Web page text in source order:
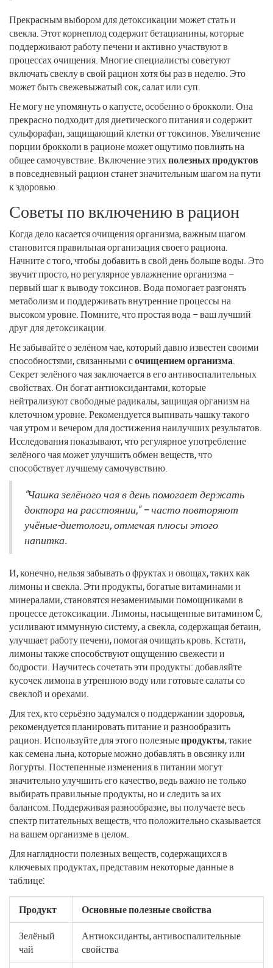
Прекрасным выбором для детоксикации может стать и
свекла. Этот корнеплод содержит бетацианины, которые
поддерживают работу печени и активно участвуют в
процессах очищения. Многие специалисты советуют
включать свеклу в свой рацион хотя бы раз в неделю. Это
может быть свежевыжатый сок, салат или суп.
Не могу не упомянуть о капусте, особенно о брокколи. Она
прекрасно подходит для диетического питания и содержит
сульфорафан, защищающий клетки от токсинов. Увеличение
порции брокколи в рационе может ощутимо повлиять на
общее самочувствие. Включение этихполезных продуктов
в повседневный рацион станет значительным шагом на пути
к здоровью.
Советы по включению в рацион
Когда дело касается очищения организма, важным шагом
становится правильная организация своего рациона.
Начните с того, чтобы добавить в свой день больше воды. Это
звучит просто, но регулярное увлажнение организма –
первый шаг к выводу токсинов. Вода помогает разгонять
метаболизм и поддерживать внутренние процессы на
высоком уровне. Помните, что простая вода – ваш лучший
друг для детоксикации.
Не забывайте о зелёном чае, который давно известен своими
способностями, связанными сочищением организма.
Секрет зелёного чая заключается в его антивоспалительных
свойствах. Он богат антиоксидантами, которые
нейтрализуют свободные радикалы, защищая организм на
клеточном уровне. Рекомендуется выпивать чашку такого
чая утром и вечером для достижения наилучших результатов.
Исследования показывают, что регулярное употребление
зелёного чая может улучшить обмен веществ, что
способствует лучшему самочувствию.
"Чашка зелёного чая в день помогает держать
доктора на расстоянии," – часто повторяют
учёные-диетологи, отмечая плюсы этого
напитка.
И, конечно, нельзя забывать о фруктах и овощах, таких как
лимоны и свекла. Эти продукты, богатые витаминами и
минералами, становятся незаменимыми помощниками в
процессе детоксикации. Лимоны, насыщенные витамином C,
усиливают иммунную систему, а свекла, содержащая бетаин,
улучшает работу печени, помогая очищать кровь. Кстати,
лимоны также способствуют ощущению свежести и
бодрости. Научитесь сочетать эти продукты: добавляйте
кусочек лимона в утреннюю воду или готовьте салаты со
свеклой и орехами.
Для тех, кто серьёзно задумался о поддержании здоровья,
рекомендуется планировать питание и разнообразить
рацион. Используйте для этого полезныепродукты, такие
как семена льна, которые можно добавлять в овсянку или
йогурты. Постепенные изменения в питании могут
значительно улучшить его качество, ведь важно не только
выбирать правильные продукты, но и следить за их
балансом. Поддерживая разнообразие, вы получаете весь
спектр питательных веществ, что положительно сказывается
на вашем организме в целом.
Для наглядности полезных веществ, содержащихся в
ключевых продуктах, представим некоторые данные в
таблице:
Продукт
Основные полезные свойства
Зелёный
чай
Антиоксиданты, антивоспалительные
свойства